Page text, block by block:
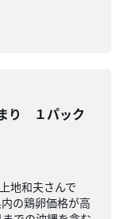
り １パック
地和夫さんで
の鶏卵価格が高